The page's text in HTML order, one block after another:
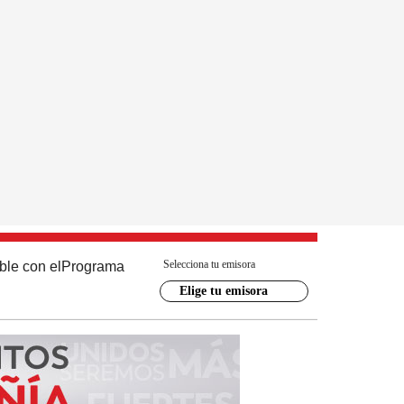
con el Programa Selecciona tu emisora
Elige tu emisora